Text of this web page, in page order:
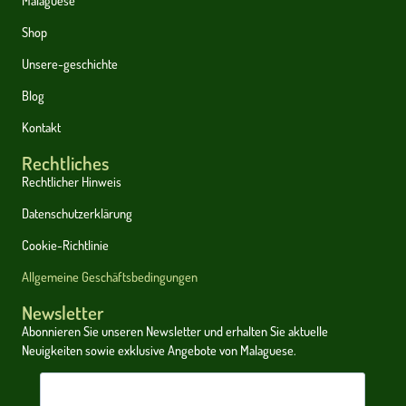
Shop
Unsere-geschichte
Blog
Kontakt
Rechtliches
Rechtlicher Hinweis
Datenschutzerklärung
Cookie-Richtlinie
Allgemeine Geschäftsbedingungen
Newsletter
Abonnieren Sie unseren Newsletter und erhalten Sie aktuelle
Neuigkeiten sowie exklusive Angebote von Malaguese.